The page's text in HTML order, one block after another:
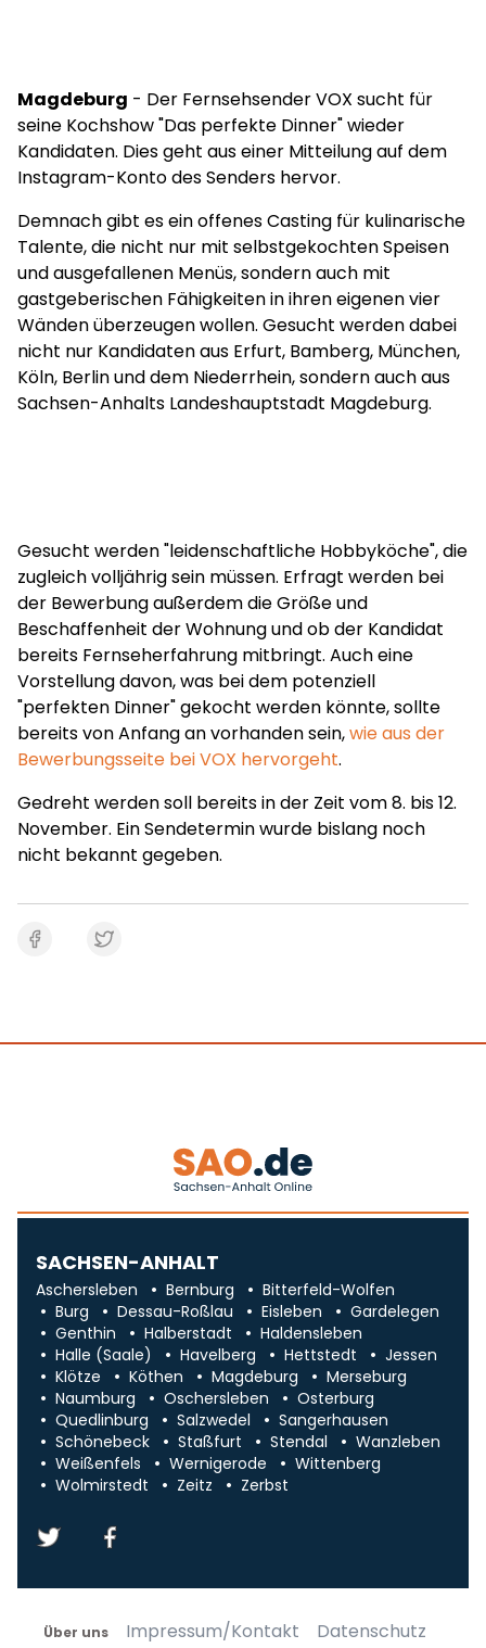
Magdeburg - Der Fernsehsender VOX sucht für
seine Kochshow "Das perfekte Dinner" wieder
Kandidaten. Dies geht aus einer Mitteilung auf dem
Instagram-Konto des Senders hervor.
Demnach gibt es ein offenes Casting für kulinarische
Talente, die nicht nur mit selbstgekochten Speisen
und ausgefallenen Menüs, sondern auch mit
gastgeberischen Fähigkeiten in ihren eigenen vier
Wänden überzeugen wollen. Gesucht werden dabei
nicht nur Kandidaten aus Erfurt, Bamberg, München,
Köln, Berlin und dem Niederrhein, sondern auch aus
Sachsen-Anhalts Landeshauptstadt Magdeburg.
Gesucht werden "leidenschaftliche Hobbyköche", die
zugleich volljährig sein müssen. Erfragt werden bei
der Bewerbung außerdem die Größe und
Beschaffenheit der Wohnung und ob der Kandidat
bereits Fernseherfahrung mitbringt. Auch eine
Vorstellung davon, was bei dem potenziell
"perfekten Dinner" gekocht werden könnte, sollte
bereits von Anfang an vorhanden sein,wie aus der
Bewerbungsseite bei VOX hervorgeht.
Gedreht werden soll bereits in der Zeit vom 8. bis 12.
November. Ein Sendetermin wurde bislang noch
nicht bekannt gegeben.
SACHSEN-ANHALT
Aschersleben Bernburg
Bitterfeld-Wolfen
Burg
Dessau-Roßlau Eisleben
Gardelegen
Genthin
Halberstadt
Haldensleben
Halle (Saale)
Havelberg Hettstedt
Jessen
Klötze
Köthen Magdeburg
Merseburg
Naumburg
Oschersleben
Osterburg
Quedlinburg
Salzwedel
Sangerhausen
Schönebeck
Staßfurt Stendal
Wanzleben
Weißenfels
Wernigerode
Wittenberg
Wolmirstedt
Zeitz Zerbst
Über uns Impressum/Kontakt Datenschutz